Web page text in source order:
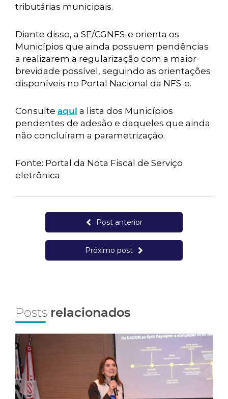
tributárias municipais.
Diante disso, a SE/CGNFS-e orienta os
Municípios que ainda possuem pendências
a realizarem a regularização com a maior
brevidade possível, seguindo as orientações
disponíveis no Portal Nacional da NFS-e.
Consulte aqui a lista dos Municípios
pendentes de adesão e daqueles que ainda
não concluíram a parametrização.
Fonte: Portal da Nota Fiscal de Serviço
eletrônica
Post anterior
Próximo post
Posts relacionados